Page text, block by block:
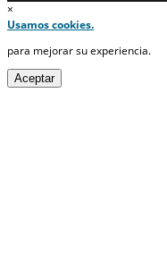
×
Usamos cookies.
para mejorar su experiencia.
Aceptar